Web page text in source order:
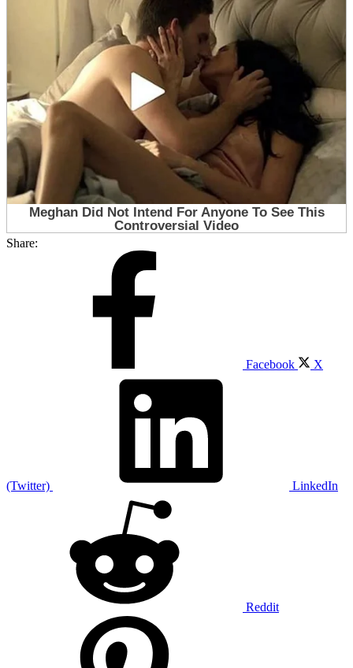
Share:
Facebook X
(Twitter) LinkedIn
Reddit